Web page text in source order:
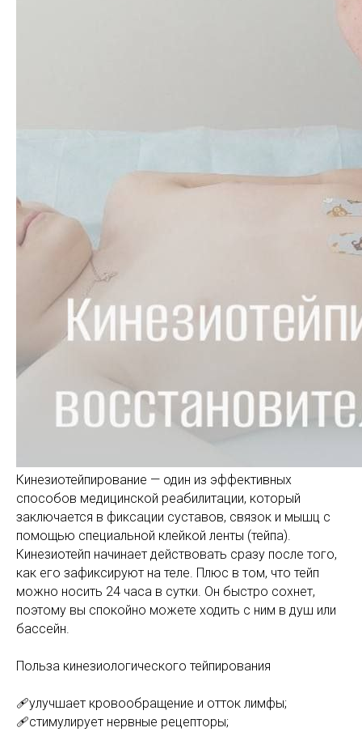
Кинезиотейпирование — один из эффективных
способов медицинской реабилитации, который
заключается в фиксации суставов, связок и мышц с
помощью специальной клейкой ленты (тейпа).
Кинезиотейп начинает действовать сразу после того,
как его зафиксируют на теле. Плюс в том, что тейп
можно носить 24 часа в сутки. Он быстро сохнет,
поэтому вы спокойно можете ходить с ним в душ или
бассейн.
Польза кинезиологического тейпирования
🩹улучшает кровообращение и отток лимфы;
🩹стимулирует нервные рецепторы;